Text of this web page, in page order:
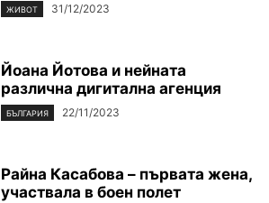
ЖИВОТ 31/12/2023
Йоана Йотова и нейната
различна дигитална агенция
БЪЛГАРИЯ 22/11/2023
Райна Касабова – първата жена,
участвала в боен полет